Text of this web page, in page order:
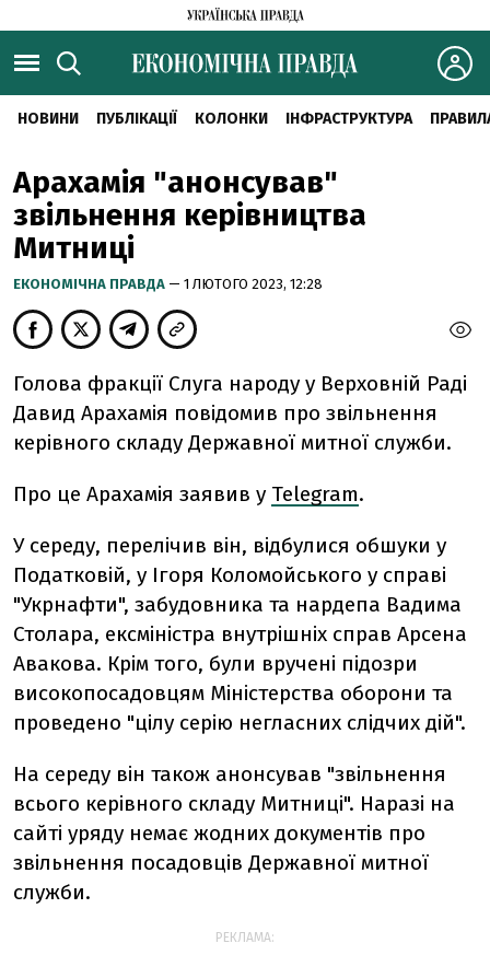
НОВИНИ ПУБЛІКАЦІЇ КОЛОНКИ ІНФРАСТРУКТУРА
Арахамія "анонсував"
звільнення керівництва
Митниці
ЕКОНОМІЧНА ПРАВДА — 1 ЛЮТОГО 2023, 12:28
Голова фракції Слуга народу у Верховній Раді
Давид Арахамія повідомив про звільнення
керівного складу Державної митної служби.
Про це Арахамія заявив у Telegram.
У середу, перелічив він, відбулися обшуки у
Податковій, у Ігоря Коломойського у справі
"Укрнафти", забудовника та нардепа Вадима
Столара, ексміністра внутрішніх справ Арсена
Авакова. Крім того, були вручені підозри
високопосадовцям Міністерства оборони та
проведено "цілу серію негласних слідчих дій".
На середу він також анонсував "звільнення
всього керівного складу Митниці". Наразі на
сайті уряду немає жодних документів про
звільнення посадовців Державної митної
служби.
РЕКЛАМА: